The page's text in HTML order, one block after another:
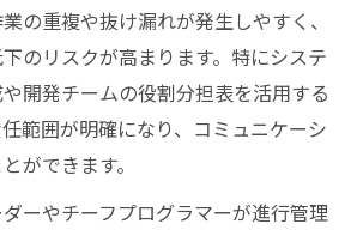
の重複や抜け漏れが発生しやすく、
のリスクが高まります。特にシステ
開発チームの役割分担表を活用する
範囲が明確になり、コミュニケーシ
ができます。
ーやチーフプログラマーが進行管理